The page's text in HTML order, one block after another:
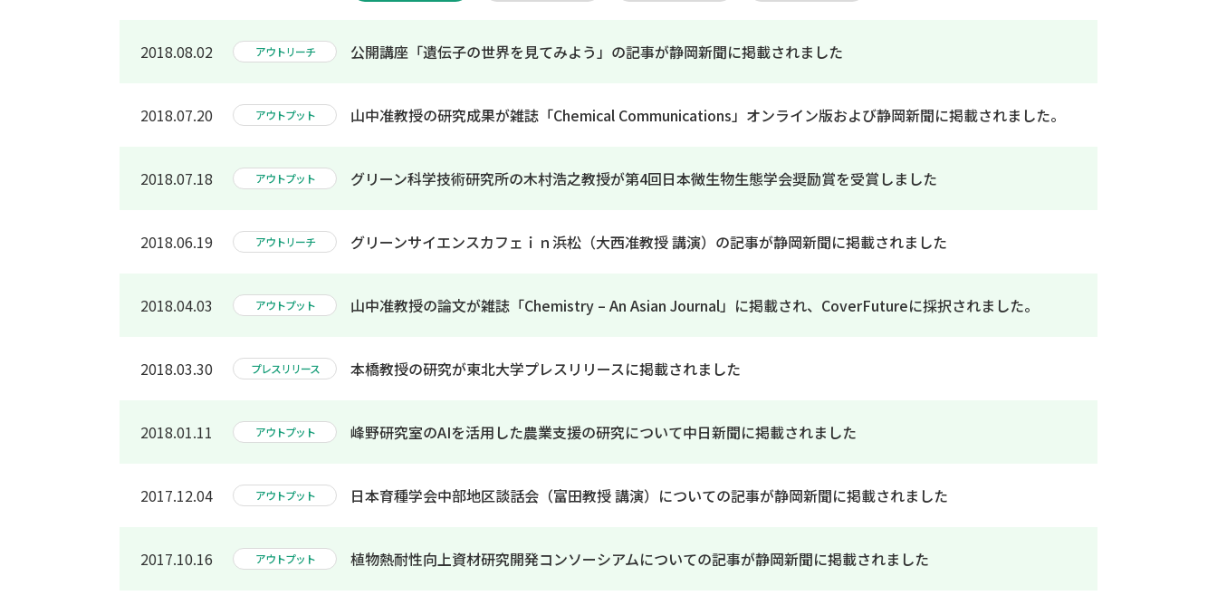
2018.08.02 アウトリーチ 公開講座「遺伝子の世界を見てみよう」の記事が静岡新聞に掲載されました
2018.07.20 アウトプット 山中准教授の研究成果が雑誌「Chemical Communications」オンライン版および静岡新聞に掲載されました。
2018.07.18 アウトプット グリーン科学技術研究所の木村浩之教授が第4回日本微生物生態学会奨励賞を受賞しました
2018.06.19 アウトリーチ グリーンサイエンスカフェｉｎ浜松（大西准教授 講演）の記事が静岡新聞に掲載されました
2018.04.03 アウトプット 山中准教授の論文が雑誌「Chemistry – An Asian Journal」に掲載され、CoverFutureに採択されました。
2018.03.30 プレスリリース 本橋教授の研究が東北大学プレスリリースに掲載されました
2018.01.11 アウトプット 峰野研究室のAIを活用した農業支援の研究について中日新聞に掲載されました
2017.12.04 アウトプット 日本育種学会中部地区談話会（富田教授 講演）についての記事が静岡新聞に掲載されました
2017.10.16 アウトプット 植物熱耐性向上資材研究開発コンソーシアムについての記事が静岡新聞に掲載されました